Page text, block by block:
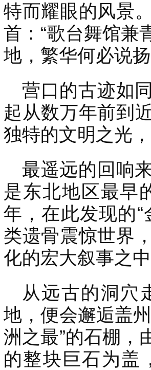
特而耀眼的风景
首：“歌台舞馆兼
地，繁华何必说
营口的古迹如
起从数万年前到
独特的文明之光
最遥远的回响
是东北地区最早
年，在此发现的
类遗骨震惊世界
化的宏大叙事之
从远古的洞穴
地，便会邂逅盖
洲之最”的石棚，
的整块巨石为盖